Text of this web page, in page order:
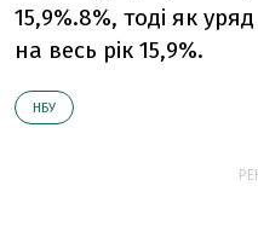
15,9%.8%, тоді як
на весь рік 15,9%.
НБУ